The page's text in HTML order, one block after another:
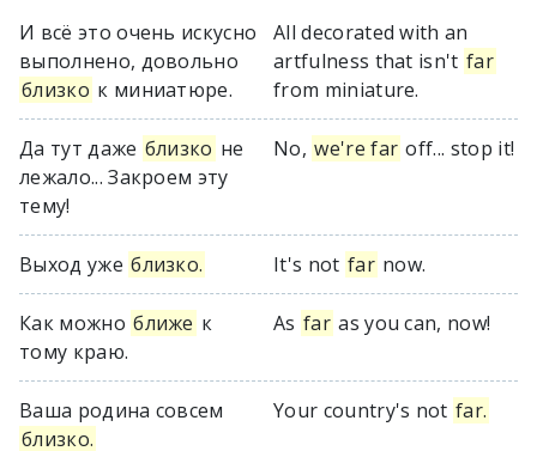
И всё это очень искусно
выполнено, довольно
близко к миниатюре.
All decorated with an
artfulness that isn't far
from miniature.
Да тут даже близко не
лежало... Закроем эту
тему!
No, we're far off... stop it!
Выход уже близко. It's not far now.
Как можно ближе к
тому краю.
As far as you can, now!
Ваша родина совсем
близко.
Your country's not far.